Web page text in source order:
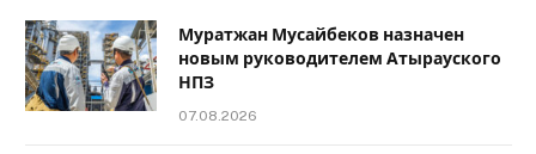
Муратжан Мусайбеков назначен
новым руководителем Атырауского
НПЗ
07.08.2026